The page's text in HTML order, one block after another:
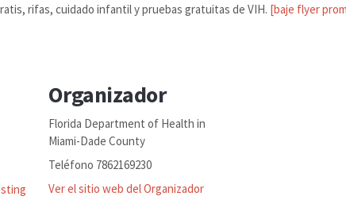
rifas, cuidado infantil y pruebas gratuitas de VIH. [baje flyer
Organizador
Florida Department of Health in
Miami-Dade County
Teléfono 7862169230
Ver el sitio web del Organizador